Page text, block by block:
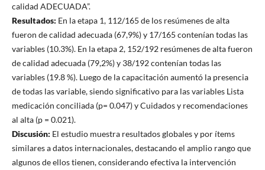
calidad ADECUADA”.
Resultados: En la etapa 1, 112/165 de los resúmenes de alta
fueron de calidad adecuada (67,9%) y 17/165 contenían todas las
variables (10.3%). En la etapa 2, 152/192 resúmenes de alta fueron
de calidad adecuada (79,2%) y 38/192 contenían todas las
variables (19.8 %). Luego de la capacitación aumentó la presencia
de todas las variable, siendo significativo para las variables Lista
medicación conciliada (p= 0.047) y Cuidados y recomendaciones
al alta (p = 0.021).
Discusión: El estudio muestra resultados globales y por ítems
similares a datos internacionales, destacando el amplio rango que
algunos de ellos tienen, considerando efectiva la intervención